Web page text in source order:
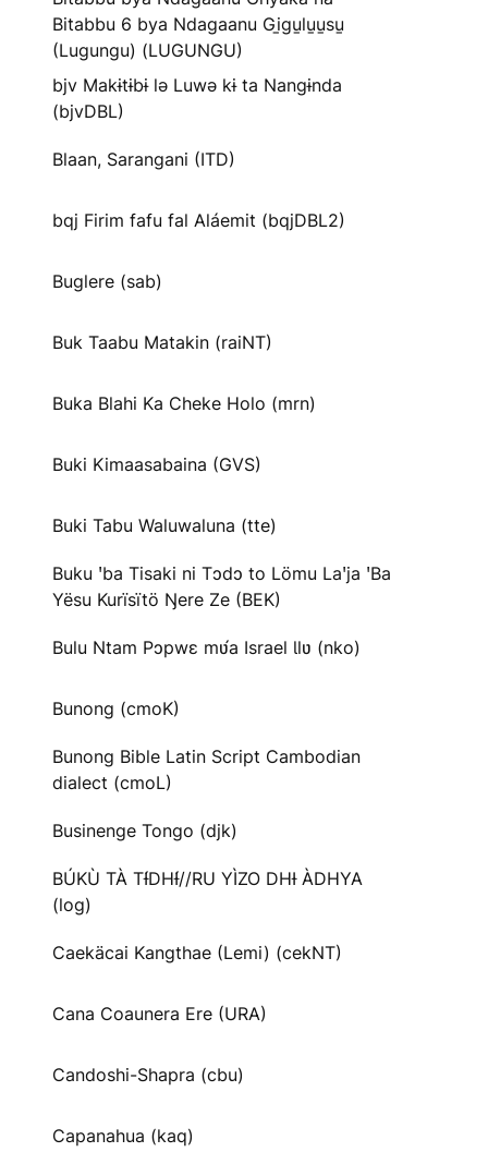
Bitabbu 6 bya Ndagaanu Gi̱gu̱lu̱u̱su̱
(Lugungu) (LUGUNGU)
bjv Makɨtɨbɨ lə Luwə kɨ ta Nangɨnda
(bjvDBL)
Blaan, Sarangani (ITD)
bqj Firim fafu fal Aláemit (bqjDBL2)
Buglere (sab)
Buk Taabu Matakin (raiNT)
Buka Blahi Ka Cheke Holo (mrn)
Buki Kimaasabaina (GVS)
Buki Tabu Waluwaluna (tte)
Buku ꞌba Tisaki ni Tɔdɔ to Lömu Laꞌja ꞌBa
Yësu Kurïsïtö Ŋere Ze (BEK)
Bulu Ntam Pɔpwɛ mʋ́a Israel Ɩlʋ (nko)
Bunong (cmoK)
Bunong Bible Latin Script Cambodian
dialect (cmoL)
Businenge Tongo (djk)
BÚKÙ TÀ TƗ́DHƗ́//RU YÌZO DHƗ ÀDHYA
(log)
Caekäcai Kangthae (Lemi) (cekNT)
Cana Coaunera Ere (URA)
Candoshi-Shapra (cbu)
Capanahua (kaq)